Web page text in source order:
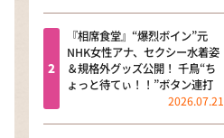
『相席食堂』“爆烈ボイン”元
NHK女性アナ、セクシー水着姿
＆規格外グッズ公開！ 千鳥“ち
ょっと待てぃ！！”ボタン連打
2026.07.21